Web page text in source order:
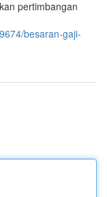
pertimbangan
besaran-gaji-